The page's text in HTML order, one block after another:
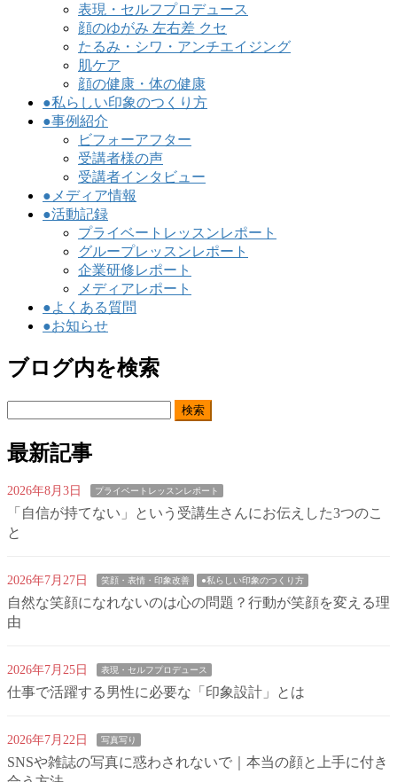
表現・セルフプロデュース
顔のゆがみ 左右差 クセ
たるみ・シワ・アンチエイジング
肌ケア
顔の健康・体の健康
●私らしい印象のつくり方
●事例紹介
ビフォーアフター
受講者様の声
受講者インタビュー
●メディア情報
●活動記録
プライベートレッスンレポート
グループレッスンレポート
企業研修レポート
メディアレポート
●よくある質問
●お知らせ
ブログ内を検索
最新記事
2026年8月3日 プライベートレッスンレポート
「自信が持てない」という受講生さんにお伝えした3つのこ
と
2026年7月27日 笑顔・表情・印象改善 ●私らしい印象のつくり方
自然な笑顔になれないのは心の問題？行動が笑顔を変える理
由
2026年7月25日 表現・セルフプロデュース
仕事で活躍する男性に必要な「印象設計」とは
2026年7月22日 写真写り
SNSや雑誌の写真に惑わされないで｜本当の顔と上手に付き